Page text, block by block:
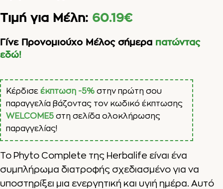
Τιμή για Μέλη: 60.19€
Γίνε Προνομιούχο Μέλος σήμερα πατώντας
εδώ!
Κέρδισε έκπτωση -5% στην πρώτη σου
παραγγελία βάζοντας τον κωδικό έκπτωσης
WELCOME5 στη σελίδα ολοκλήρωσης
παραγγελίας!
Το Phyto Complete της Herbalife είναι ένα
συμπλήρωμα διατροφής σχεδιασμένο για να
υποστηρίξει μια ενεργητική και υγιή ημέρα. Αυτό